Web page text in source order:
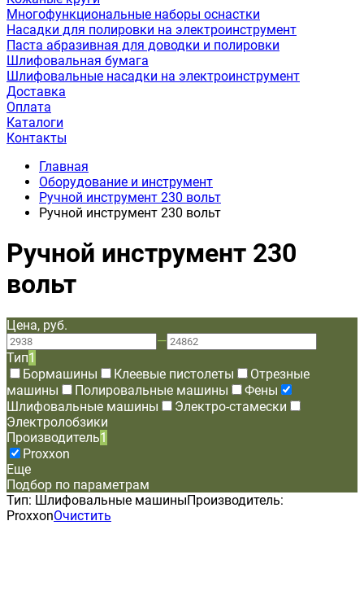
Многофункциональные наборы оснастки
Насадки для полировки на электроинструмент
Паста абразивная для доводки и полировки
Шлифовальная бумага
Шлифовальные насадки на электроинструмент
Доставка
Оплата
Каталоги
Контакты
Главная
Оборудование и инструмент
Ручной инструмент 230 вольт
Ручной инструмент 230 вольт
Ручной инструмент 230
вольт
Цена, руб.
—
Тип1
Бормашины
Клеевые пистолеты
Отрезные
машины
Полировальные машины
Фены
Шлифовальные машины
Электро-стамески
Электролобзики
Производитель1
Proxxon
Еще
Подбор по параметрам
Тип: Шлифовальные машиныПроизводитель:
ProxxonОчистить